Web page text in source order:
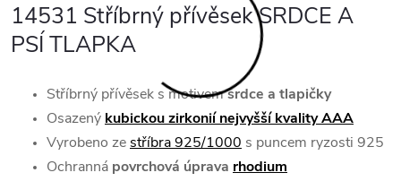
14531 Stříbrný přívěsek SRDCE A
PSÍ TLAPKA
Stříbrný přívěsek s motivemsrdce a tlapičky
Osazený kubickou zirkonií nejvyšší kvality AAA
Vyrobeno zestříbra 925/1000 s puncem ryzosti 925
Ochranná povrchová úprava rhodium